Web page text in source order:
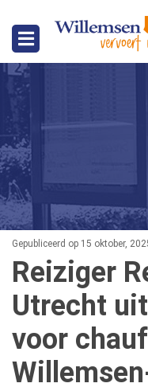
Gepubliceerd op 15 oktober,
Reiziger
Utrecht
voor